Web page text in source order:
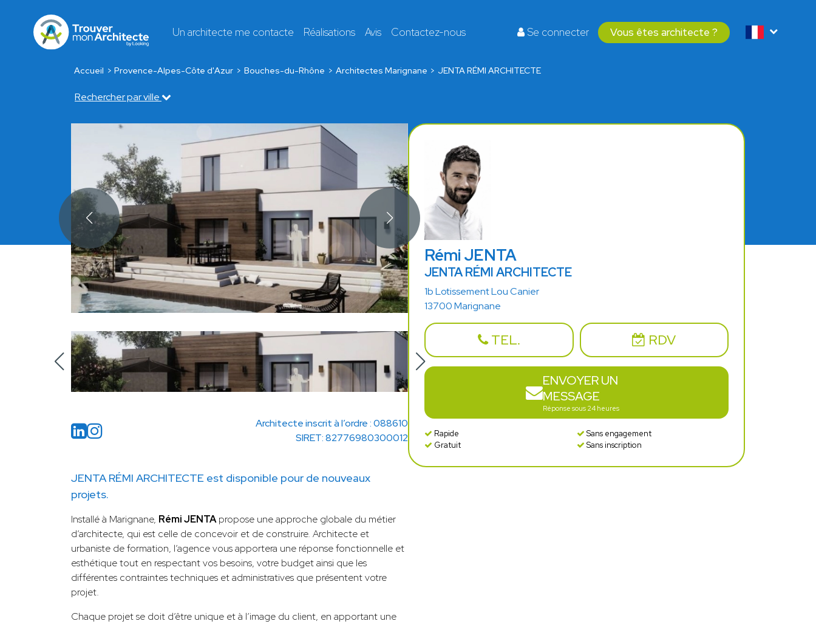
Un architecte me contacte Réalisations Avis Contactez-nous Se connecter Vous êtes architecte ?
Accueil Provence-Alpes-Côte d'Azur Bouches-du-Rhône Architectes Marignane JENTA RÉMI ARCHITECTE
Rechercher par ville
Architecte inscrit à l’ordre : 088610
SIRET: 82776980300012
JENTA RÉMI ARCHITECTE est disponible pour de nouveaux
projets.
Installé à Marignane, Rémi JENTApropose une approche globale du métier
d’architecte, qui est celle de concevoir et de construire. Architecte et
urbaniste de formation, l’agence vous apportera une réponse fonctionnelle et
esthétique tout en respectant vos besoins, votre budget ainsi que les
différentes contraintes techniques et administratives que présentent votre
projet.
Chaque projet se doit d’être unique et à l’image du client, en apportant une
Rémi JENTA
JENTA RÉMI ARCHITECTE
1b Lotissement Lou Canier
13700 Marignane
TEL. RDV
ENVOYER UN
MESSAGE
Réponse sous 24 heures
Rapide
Sans engagement
Gratuit
Sans inscription